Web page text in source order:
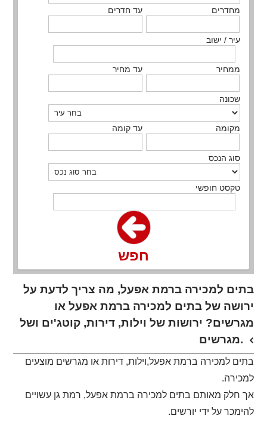
מחדרים עד חדרים
עיר / ישוב
ממחיר עד מחיר
שכונה
מקומה עד קומה
סוג הנכס
טקסט חופשי
חפש
בתים למכירה ברמת אפעל, מה צריך לדעת על
ירושה של בתים למכירה ברמת אפעל או
מגרשים? ירושות של וילות, דירות, קוטג'ים ושל
מגרשים.
בתים למכירה ברמת אפעל,וילות, דירות או מגרשים מוצעים
למכירה.
אך חלק מאותם בתים למכירה ברמת אפעל, רמת גן עשויים
להימכר על ידי יורשים.